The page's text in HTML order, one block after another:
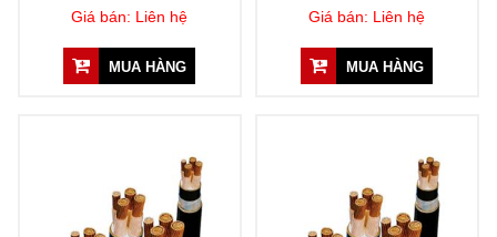
Giá bán: Liên hệ
MUA HÀNG
Giá bán: Liên hệ
MUA HÀNG